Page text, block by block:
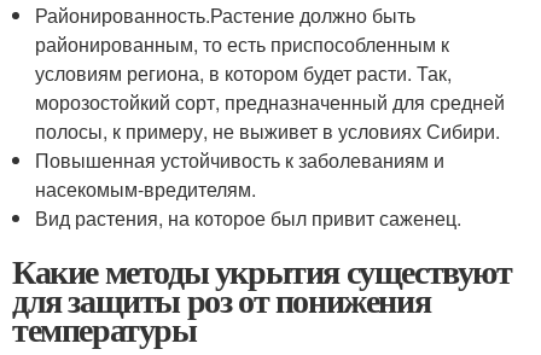
Районированность.Растение должно быть
районированным, то есть приспособленным к
условиям региона, в котором будет расти. Так,
морозостойкий сорт, предназначенный для средней
полосы, к примеру, не выживет в условиях Сибири.
Повышенная устойчивость к заболеваниям и
насекомым-вредителям.
Вид растения, на которое был привит саженец.
Какие методы укрытия существуют
для защиты роз от понижения
температуры